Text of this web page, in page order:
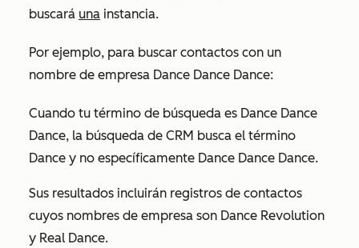
buscará una instancia.
Por ejemplo, para buscar contactos con un
nombre de empresa Dance Dance Dance:
Cuando tu término de búsqueda es Dance Dance
Dance, la búsqueda de CRM busca el término
Dance y no específicamente Dance Dance Dance.
Sus resultados incluirán registros de contactos
cuyos nombres de empresa son Dance Revolution
y Real Dance.